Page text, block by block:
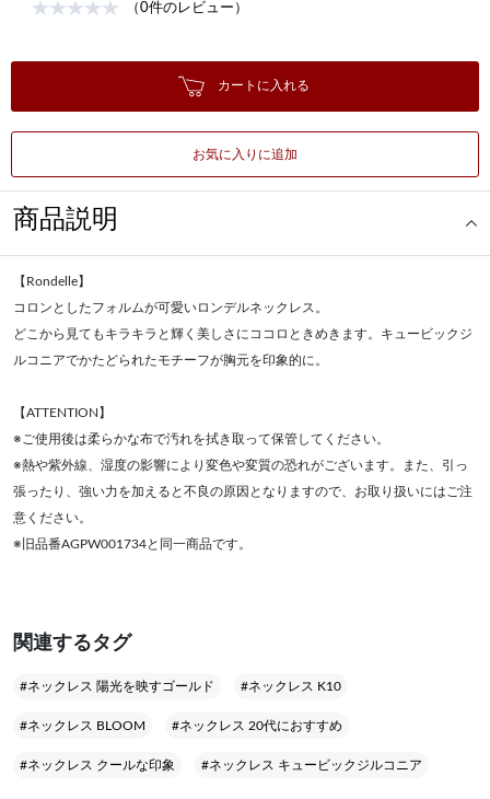
（0件のレビュー）
カートに入れる
お気に入りに追加
商品説明
【Rondelle】
コロンとしたフォルムが可愛いロンデルネックレス。
どこから見てもキラキラと輝く美しさにココロときめきます。キュービックジ
ルコニアでかたどられたモチーフが胸元を印象的に。
【ATTENTION】
※ご使用後は柔らかな布で汚れを拭き取って保管してください。
※熱や紫外線、湿度の影響により変色や変質の恐れがございます。また、引っ
張ったり、強い力を加えると不良の原因となりますので、お取り扱いにはご注
意ください。
※旧品番AGPW001734と同一商品です。
関連するタグ
#ネックレス 陽光を映すゴールド #ネックレス K10
#ネックレス BLOOM #ネックレス 20代におすすめ
#ネックレス クールな印象 #ネックレス キュービックジルコニア